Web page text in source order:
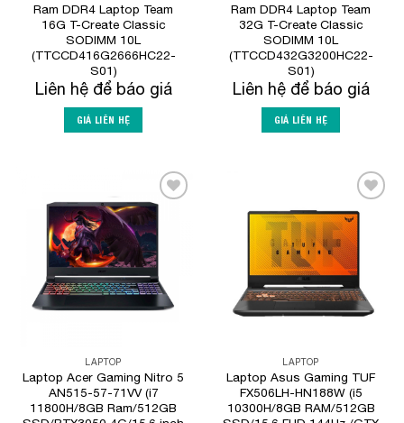
Ram DDR4 Laptop Team
16G T-Create Classic
SODIMM 10L
(TTCCD416G2666HC22-
S01)
Liên hệ để báo giá
GIÁ LIÊN HỆ
Ram DDR4 Laptop Team
32G T-Create Classic
SODIMM 10L
(TTCCD432G3200HC22-
S01)
Liên hệ để báo giá
GIÁ LIÊN HỆ
LAPTOP
Laptop Acer Gaming Nitro 5
AN515-57-71VV (i7
11800H/8GB Ram/512GB
Add to
Wishlist
LAPTOP
Laptop Asus Gaming TUF
FX506LH-HN188W (i5
10300H/8GB RAM/512GB